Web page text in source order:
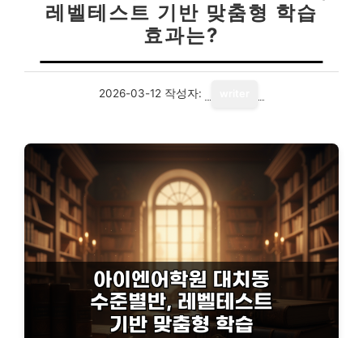
레벨테스트 기반 맞춤형 학습
효과는?
2026-03-12 작성자: